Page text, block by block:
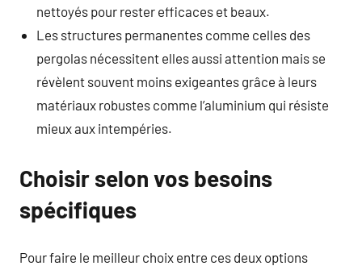
nettoyés pour rester efficaces et beaux.
Les structures permanentes comme celles des
pergolas nécessitent elles aussi attention mais se
révèlent souvent moins exigeantes grâce à leurs
matériaux robustes comme l’aluminium qui résiste
mieux aux intempéries.
Choisir selon vos besoins
spécifiques
Pour faire le meilleur choix entre ces deux options